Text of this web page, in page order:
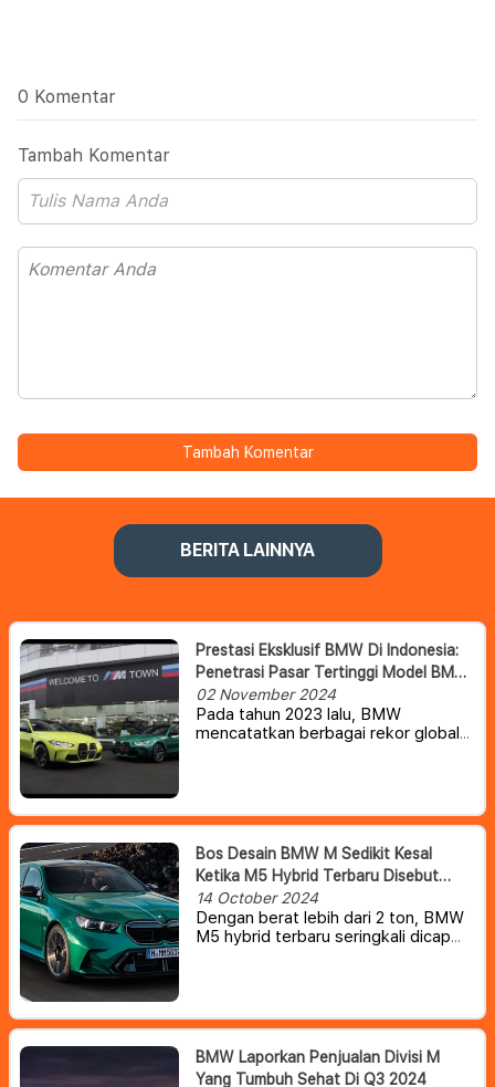
0 Komentar
Tambah Komentar
Tambah Komentar
BERITA LAINNYA
Prestasi Eksklusif BMW Di Indonesia:
Penetrasi Pasar Tertinggi Model BMW
M Di Seluruh Dunia
02 November 2024
Pada tahun 2023 lalu, BMW
mencatatkan berbagai rekor global
pasar otomotif Tanah Air. BMW
berhasil meraih sukses besar di
Indonesia pada tahun tersebut,
dengan menjual 5.000 unit di pasar
Indonesia.
Bos Desain BMW M Sedikit Kesal
Ketika M5 Hybrid Terbaru Disebut
Mobil Gendut
14 October 2024
Dengan berat lebih dari 2 ton, BMW
M5 hybrid terbaru seringkali dicap
BMW Laporkan Penjualan Divisi M
Yang Tumbuh Sehat Di Q3 2024